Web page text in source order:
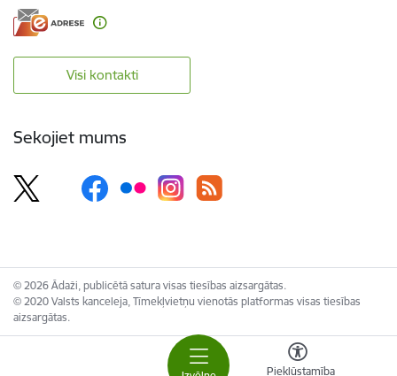
Piekļūstamība
Visi kontakti
Sekojiet mums
© 2026 Ādaži, publicētā satura visas tiesības aizsargātas.
© 2020 Valsts kanceleja, Tīmekļvietņu vienotās platformas visas tiesības
aizsargātas.